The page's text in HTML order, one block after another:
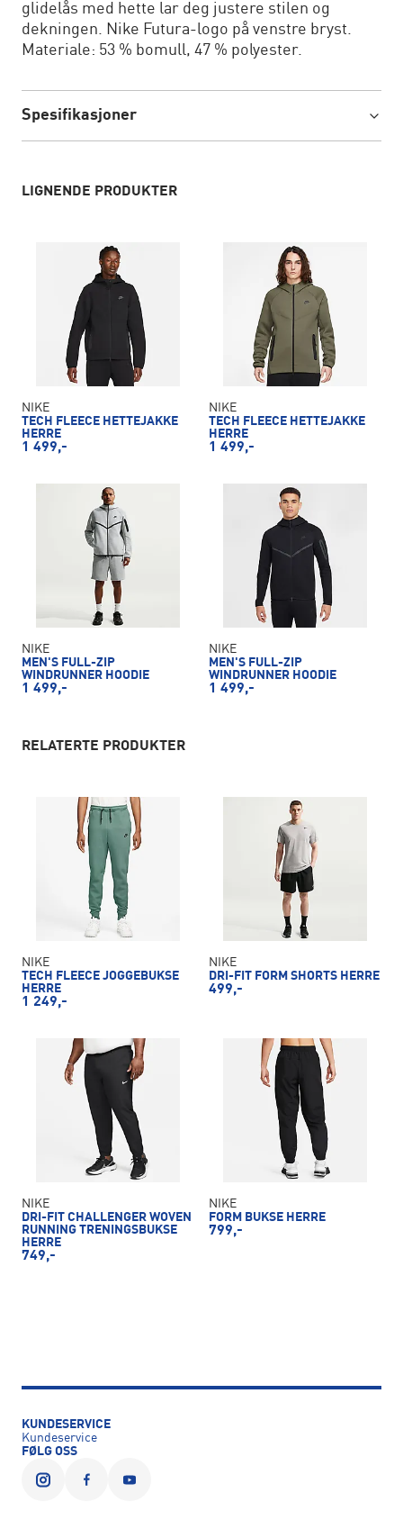
glidelås med hette lar deg justere stilen og
dekningen. Nike Futura-logo på venstre bryst.
Materiale: 53 % bomull, 47 % polyester.
Spesifikasjoner
LIGNENDE PRODUKTER
NIKE
TECH FLEECE HETTEJAKKE
HERRE
1 499,-
NIKE
TECH FLEECE HETTEJAKKE
HERRE
1 499,-
NIKE
MEN'S FULL-ZIP
WINDRUNNER HOODIE
1 499,-
NIKE
MEN'S FULL-ZIP
WINDRUNNER HOODIE
1 499,-
RELATERTE PRODUKTER
NIKE
TECH FLEECE JOGGEBUKSE
HERRE
1 249,-
NIKE
DRI-FIT FORM SHORTS HERRE
499,-
NIKE
DRI-FIT CHALLENGER WOVEN
RUNNING TRENINGSBUKSE
HERRE
749,-
NIKE
FORM BUKSE HERRE
799,-
KUNDESERVICE
Kundeservice
FØLG OSS